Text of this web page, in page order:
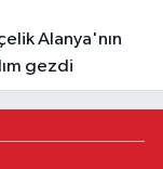
gezdi